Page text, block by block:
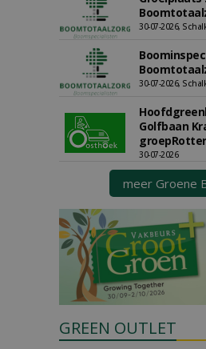
30-07-2026,
30-07-2026,
Golfbaan
30-07-2026
meer Groene
GREEN OUTLET